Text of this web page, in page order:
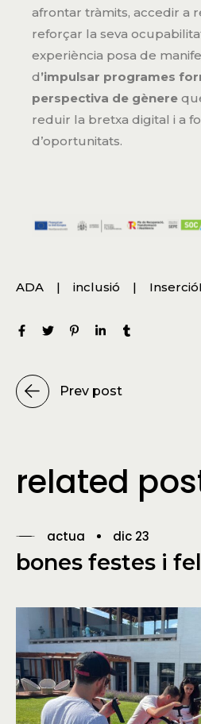
afrontar tràmits, accedir a
reforçar la seva
experiència posa de
d’impulsar programes
perspectiva de gènere
reduir la bretxa digital i a
d’oportunitats.
ADA inclusió
Prev post
related
actua dic 23
bones festes i